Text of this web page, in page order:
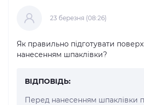
23 березня (08:26)
Як правильно підготувати
нанесенням шпаклівки?
ВІДПОВІДЬ:
Перед нанесенням шпаклівки